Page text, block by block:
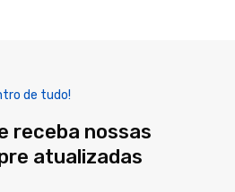
de tudo!
receba nossas
atualizadas